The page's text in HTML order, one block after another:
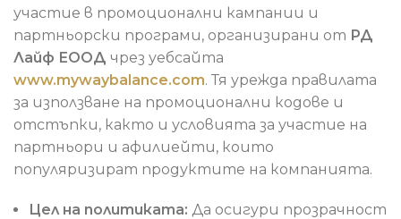
участие в промоционални кампании и
партньорски програми, организирани от РД
Лайф ЕООД чрез уебсайта
www.mywaybalance.com. Тя урежда правилата
за използване на промоционални кодове и
отстъпки, както и условията за участие на
партньори и афилиейти, които
популяризират продуктите на компанията.
Цел на политиката: Да осигури прозрачност